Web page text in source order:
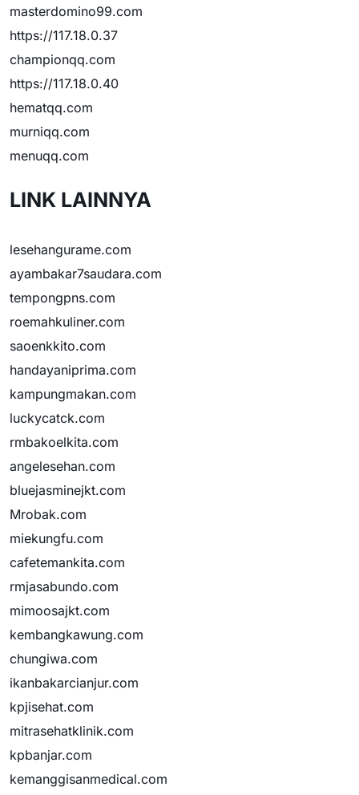
masterdomino99.com
https://117.18.0.37
championqq.com
https://117.18.0.40
hematqq.com
murniqq.com
menuqq.com
LINK LAINNYA
lesehangurame.com
ayambakar7saudara.com
tempongpns.com
roemahkuliner.com
saoenkkito.com
handayaniprima.com
kampungmakan.com
luckycatck.com
rmbakoelkita.com
angelesehan.com
bluejasminejkt.com
Mrobak.com
miekungfu.com
cafetemankita.com
rmjasabundo.com
mimoosajkt.com
kembangkawung.com
chungiwa.com
ikanbakarcianjur.com
kpjisehat.com
mitrasehatklinik.com
kpbanjar.com
kemanggisanmedical.com